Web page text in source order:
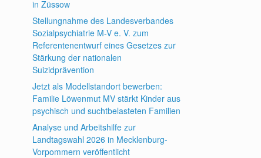
in Züssow
Stellungnahme des Landesverbandes
Sozialpsychiatrie M-V e. V. zum
Referentenentwurf eines Gesetzes zur
Stärkung der nationalen
Suizidprävention
Jetzt als Modellstandort bewerben:
Familie Löwenmut MV stärkt Kinder aus
psychisch und suchtbelasteten Familien
Analyse und Arbeitshilfe zur
Landtagswahl 2026 in Mecklenburg-
Vorpommern veröffentlicht